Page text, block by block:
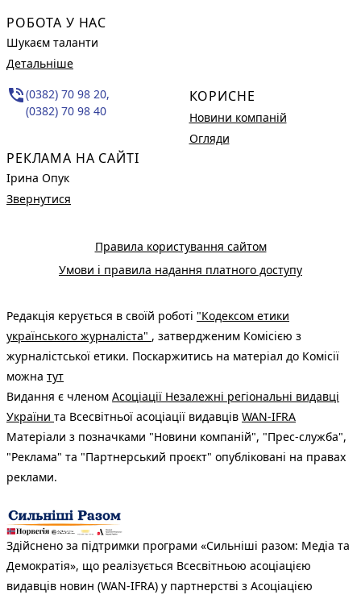
РОБОТА У НАС
Шукаєм таланти
Детальніше
phone_in_talk(0382) 70 98 20,
(0382) 70 98 40
РЕКЛАМА НА САЙТІ
Ірина Опук
Звернутися
КОРИСНЕ
Новини компаній
Огляди
Правила користування сайтом
Умови і правила надання платного доступу
Редакція керується в своїй роботі "Кодексом етики
українського журналіста" , затвердженим Комісією з
журналістської етики. Поскаржитись на матеріал до Комісії
можна тут
Видання є членом Асоціації Незалежні регіональні видавці
України та Всесвітньої асоціації видавців WAN-IFRA
Матеріали з позначками "Новини компаній", "Прес-служба",
"Реклама" та "Партнерський проєкт" опубліковані на правах
реклами.
Здійснено за підтримки програми «Сильніші разом: Медіа та
Демократія», що реалізується Всесвітньою асоціацією
видавців новин (WAN-IFRA) у партнерстві з Асоціацією